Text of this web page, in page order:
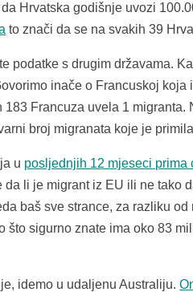
Hrvatska godišnje uvozi
to znači da se na svakih 39
podatke s drugim državama.
inače o Francuskoj koja
Francuza uvela 1
broj migranata koje je
u posljednjih 12 mjeseci prima
li je migrant iz EU ili ne tako
baš sve strance, za razliku
što sigurno znate ima oko 83
idemo u udaljenu Australiju.